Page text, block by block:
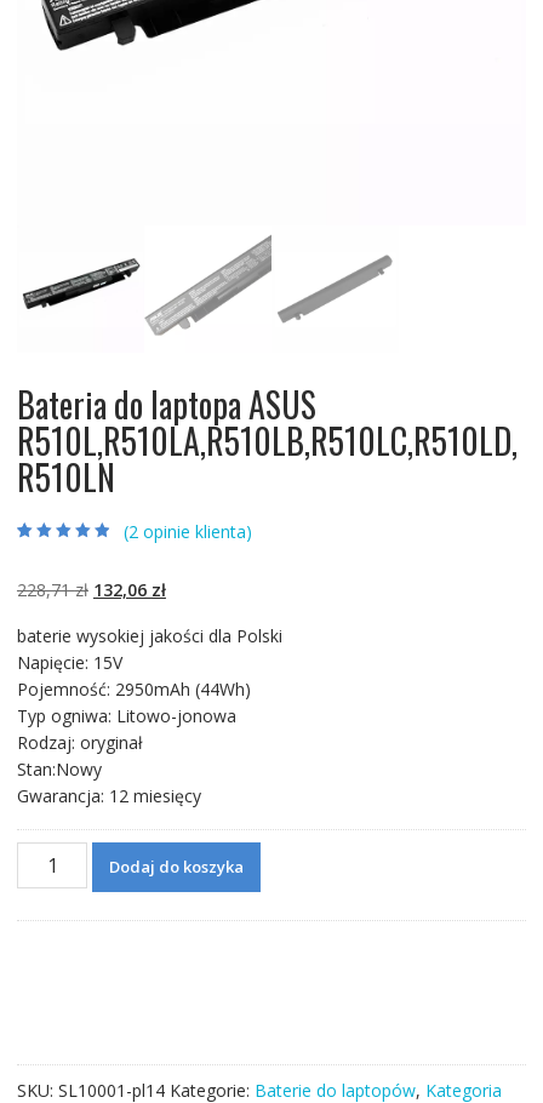
Bateria do laptopa ASUS
R510L,R510LA,R510LB,R510LC,R510LD,
R510LN
ocen klientów
(2opinie klienta)
228,71zł Pierwotna
wynosiła:
228,71 zł.
132,06 złAktualna
wynosi:
baterie wysokiej jakości dla Polski
Napięcie: 15V
Pojemność: 2950mAh (44Wh)
Typ ogniwa: Litowo-jonowa
Rodzaj: oryginał
Stan:Nowy
Gwarancja: 12 miesięcy
Bateria
Dodaj do koszyka
SKU: SL10001-pl14 Kategorie: Baterie do laptopów, Kategoria